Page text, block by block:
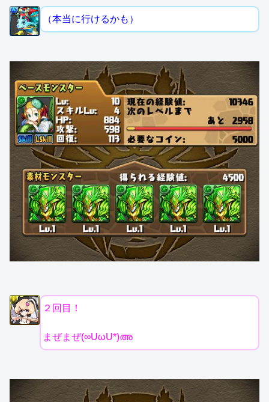
（本当に行けるかも）
２回目！
まぜまぜ(∞UωU*)അ